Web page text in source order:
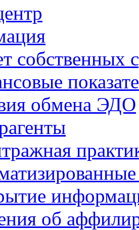
собственных
обмена ЭДО
об